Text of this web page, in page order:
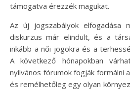
támogatva érezzék magukat.
Az új jogszabályok elfogadása
diskurzus már elindult, és a
inkább a női jogokra és a
A következő hónapokban
nyilvános fórumok fogják formálni
és remélhetőleg egy olyan